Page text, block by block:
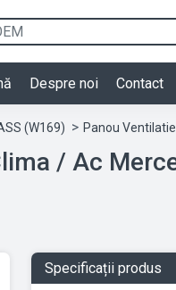
Despre noi Contact
(W169) Panou
Ac
Specificații produs